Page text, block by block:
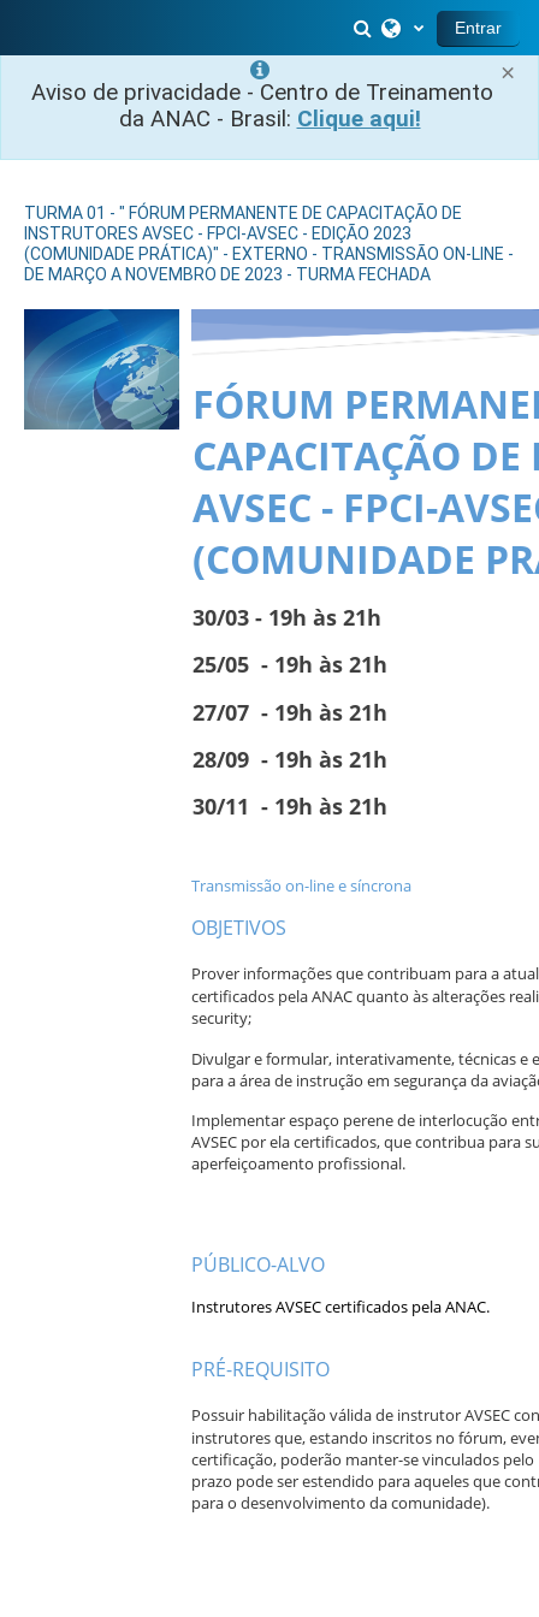
×
Aviso de privacidade - Centro de Treinamento
da ANAC - Brasil: Clique aqui!
Alternar entrada
Entrar
TURMA 01 - " FÓRUM PERMANENTE DE CAPACITAÇÃO DE
INSTRUTORES AVSEC - FPCI-AVSEC - EDIÇÃO 2023
(COMUNIDADE PRÁTICA)" - EXTERNO - TRANSMISSÃO ON-LINE -
DE MARÇO A NOVEMBRO DE 2023 - TURMA FECHADA
FÓRUM
CAPACITAÇÃO DE
AVSEC - FPCI-
(COMUNIDADE
30/03 - 19h às 21h
25/05 - 19h às 21h
27/07 - 19h às 21h
28/09 - 19h às 21h
30/11 - 19h às 21h
Transmissão on-line e síncrona
OBJETIVOS
Prover informações que contribuam para a
certificados pela ANAC quanto às alterações
security;
Divulgar e formular, interativamente, técnicas e
para a área de instrução em segurança da
Implementar espaço perene de interlocução
AVSEC por ela certificados, que contribua para
aperfeiçoamento profissional.
PÚBLICO-ALVO
Instrutores AVSEC certificados pela ANAC.
PRÉ-REQUISITO
Possuir habilitação válida de instrutor AVSEC
instrutores que, estando inscritos no fórum,
certificação, poderão manter-se vinculados pelo
prazo pode ser estendido para aqueles que
para o desenvolvimento da comunidade).